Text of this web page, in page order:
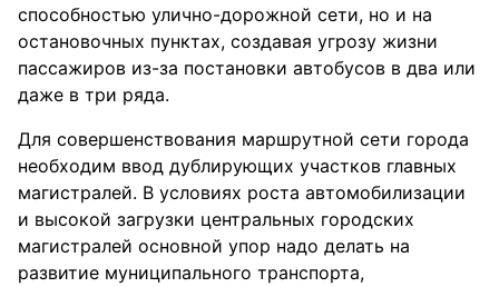
способностью улично-дорожной сети, но и на
остановочных пунктах, создавая угрозу жизни
пассажиров из-за постановки автобусов в два или
даже в три ряда.
Для совершенствования маршрутной сети города
необходим ввод дублирующих участков главных
магистралей. В условиях роста автомобилизации
и высокой загрузки центральных городских
магистралей основной упор надо делать на
развитие муниципального транспорта,